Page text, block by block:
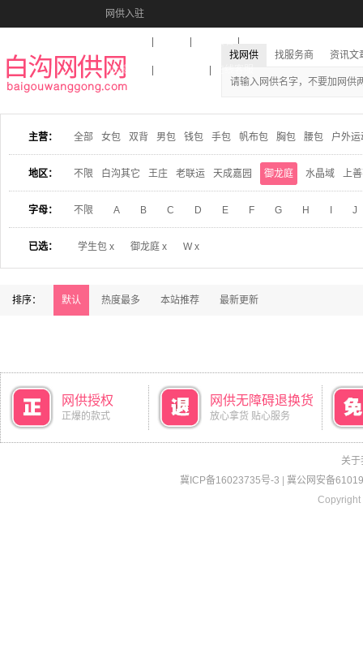
网供入驻
收藏本站
找网供 找服务商 资讯文
主营： 全部 女包 双背 男包 钱包 手包 帆布包 胸包 腰包 户外运
地区： 不限 白沟其它 王庄 老联运 天成嘉园 御龙庭 水晶域 上
字母： 不限 A B C D E F G H J
已选： 学生包 x 御龙庭 x W x
排序： 默认 热度最多 本站推荐 最新更新
网供授权
正爆的款式
网供无障碍退换货
放心拿货 贴心服务
关于
冀ICP备16023735号-3
冀公网安备